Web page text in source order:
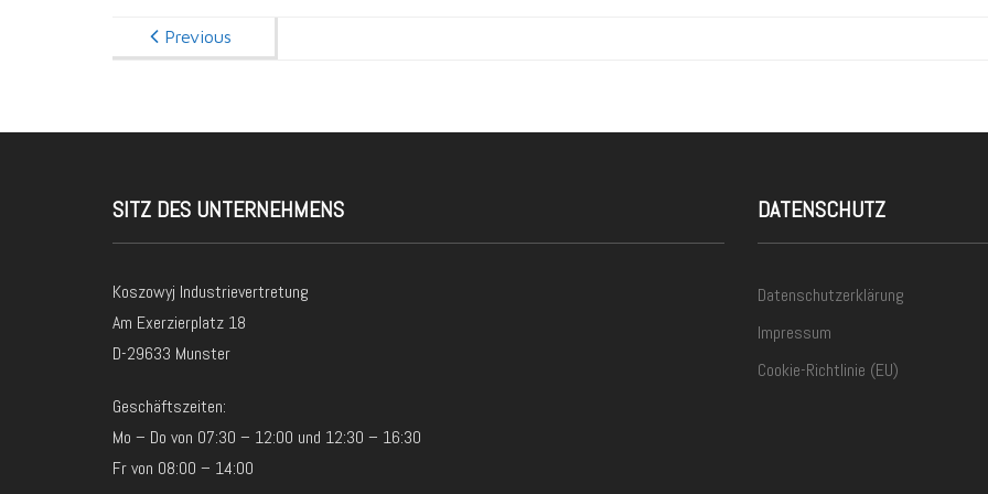
Previous
SITZ DES UNTERNEHMENS
Koszowyj Industrievertretung
Am Exerzierplatz 18
D-29633 Munster
Geschäftszeiten:
Mo – Do von 07:30 – 12:00 und 12:30 – 16:30
Fr von 08:00 – 14:00
DATENSCHUTZ
Datenschutzerklärung
Impressum
Cookie-Richtlinie (EU)